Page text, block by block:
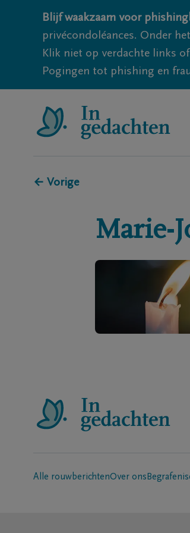
Blijf waakzaam voor
privécondoléances. Onder
Klik niet op verdachte links
Pogingen tot phishing en
← Vorige
Marie-
Alle rouwberichtenOver ons